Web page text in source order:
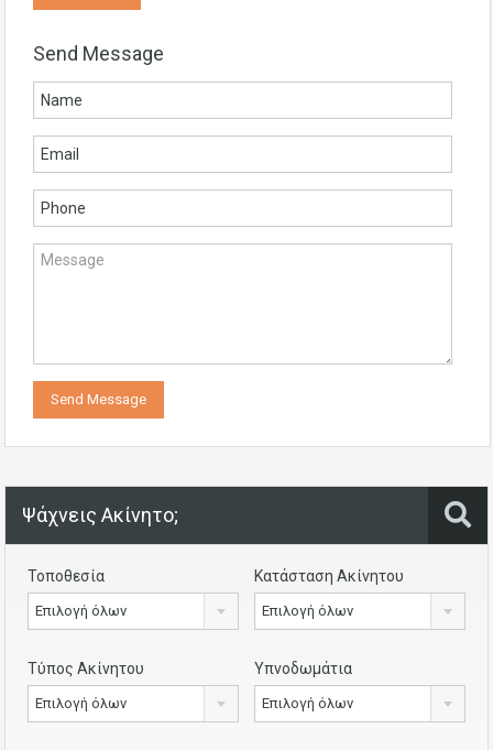
Send Message
Ψάχνεις Ακίνητο;
Τοποθεσία
Επιλογή όλων
Κατάσταση Ακίνητου
Επιλογή όλων
Τύπος Ακίνητου
Επιλογή όλων
Υπνοδωμάτια
Επιλογή όλων